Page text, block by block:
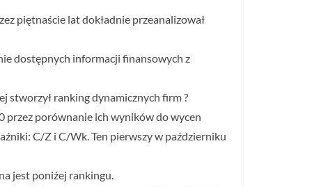
piętnaście lat dokładnie przeanalizował
dostępnych informacji finansowych z
stworzył ranking dynamicznych firm ?
przez porównanie ich wyników do wycen
C/Z i C/Wk. Ten pierwszy w październiku
jest poniżej rankingu.